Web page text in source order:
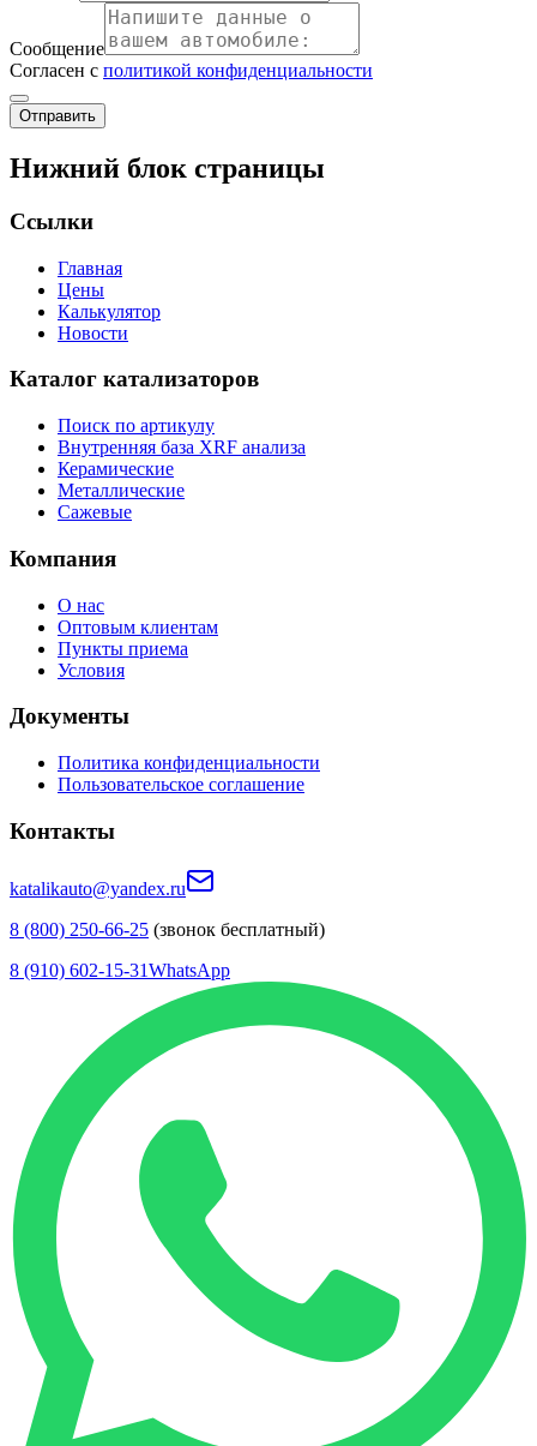
Сообщение
Согласен с политикой конфиденциальности
Отправить
Нижний блок страницы
Ссылки
Главная
Цены
Калькулятор
Новости
Каталог катализаторов
Поиск по артикулу
Внутренняя база XRF анализа
Керамические
Металлические
Сажевые
Компания
О нас
Оптовым клиентам
Пункты приема
Условия
Документы
Политика конфиденциальности
Пользовательское соглашение
Контакты
katalikauto@yandex.ru
8 (800) 250-66-25 (звонок бесплатный)
8 (910) 602-15-31WhatsApp